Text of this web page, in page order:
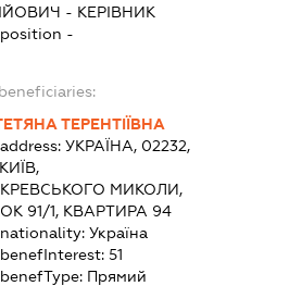
- КЕРІВНИК
-
ТЕРЕНТІЇВНА
УКРАЇНА, 02232,
МИКОЛИ,
91/1, КВАРТИРА 94
Україна
51
Прямий